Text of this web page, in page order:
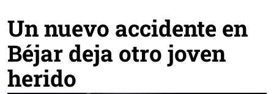
Un nuevo accidente en
Béjar deja otro joven
herido